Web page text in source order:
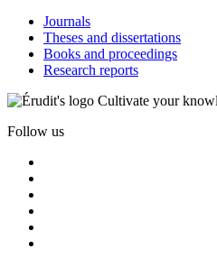
Journals
Theses and dissertations
Books and proceedings
Research reports
Cultivate your
Follow us